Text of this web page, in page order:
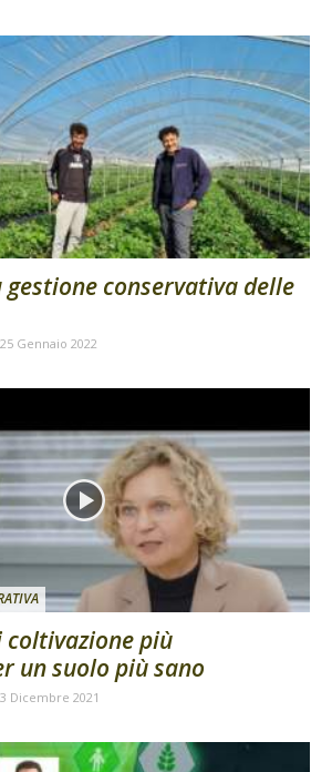
conservativa delle
25 Gennaio 2022
coltivazione più
un suolo più sano
3 Dicembre 2021